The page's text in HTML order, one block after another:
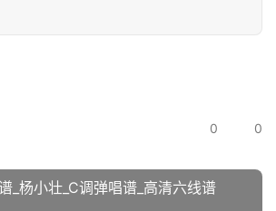
0 0
_杨小壮_C调弹唱谱_高清六线谱